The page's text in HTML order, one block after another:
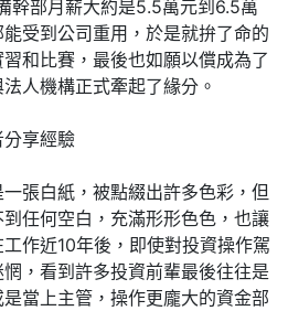
幹部月薪大約是5.5萬元到6.5萬
受到公司重用，於是就拚了命的
和比賽，最後也如願以償成為了
人機構正式牽起了緣分。
享經驗
張白紙，被點綴出許多色彩，但
任何空白，充滿形形色色，也讓
作近10年後，即使對投資操作駕
，看到許多投資前輩最後往往是
當上主管，操作更龐大的資金部